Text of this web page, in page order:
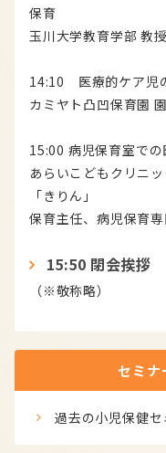
保育
玉川大学教育学部 教
14:10 医療的ケア児
カミヤト凸凹保育園
15:00 病児保育室で
あらいこどもクリニ
「きりん」
保育主任、病児保
15:50 閉会挨拶
（※敬称略）
セミナ
過去の小児保健セ